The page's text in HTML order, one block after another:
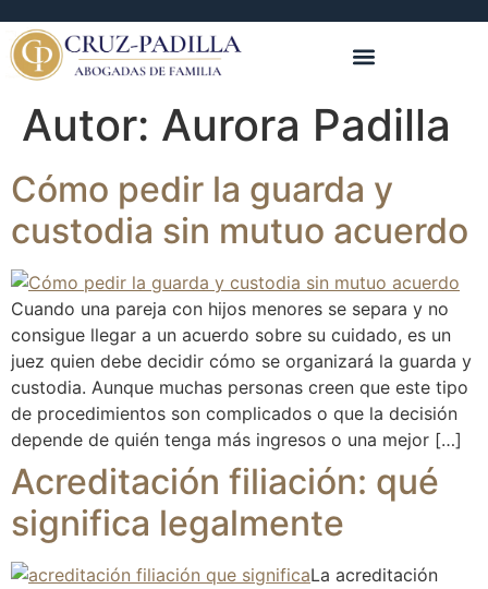
Autor: Aurora Padilla
Cómo pedir la guarda y
custodia sin mutuo acuerdo
Cuando una pareja con hijos menores se separa y no
consigue llegar a un acuerdo sobre su cuidado, es un
juez quien debe decidir cómo se organizará la guarda y
custodia. Aunque muchas personas creen que este tipo
de procedimientos son complicados o que la decisión
depende de quién tenga más ingresos o una mejor […]
Acreditación filiación: qué
significa legalmente
La acreditación